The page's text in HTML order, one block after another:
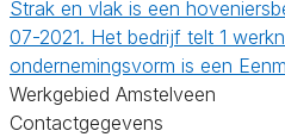
Strak en vlak is een
07-2021. Het bedrijf telt 1
ondernemingsvorm is een
Werkgebied Amstelveen
Contactgegevens